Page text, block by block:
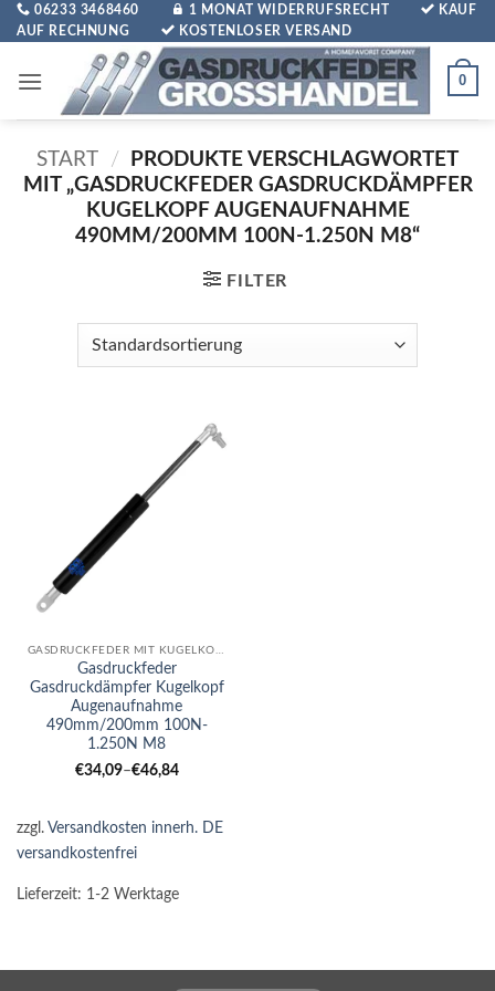
Zum
Inhalt
06233 3468460 1 MONAT WIDERRUFSRECHT
KAUF
AUF RECHNUNG
KOSTENLOSER VERSAND
0
START /
PRODUKTE VERSCHLAGWORTET
MIT „GASDRUCKFEDER GASDRUCKDÄMPFER
KUGELKOPF AUGENAUFNAHME
490MM/200MM 100N-1.250N M8“
FILTER
GASDRUCKFEDER MIT KUGELKOPF-AUGE KOMBI
Gasdruckfeder
Gasdruckdämpfer Kugelkopf
Augenaufnahme
490mm/200mm 100N-
1.250N M8
€34,09–€46,84
zzgl. Versandkosten innerh. DE
versandkostenfrei
Lieferzeit: 1-2 Werktage